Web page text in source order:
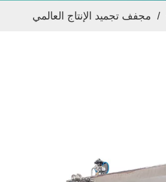
/ مجفف تجميد الإنتاج العالمي